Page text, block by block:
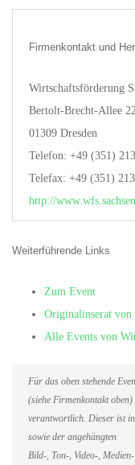
Firmenkontakt und
Wirtschaftsförderung
Bertolt-Brecht-Allee
01309 Dresden
Telefon: +49 (351)
Telefax: +49 (351)
http://
Weiterführende Links
Zum Event
Originalinserat von
Alle Events von
Für das oben stehende
(siehe Firmenkontakt oben)
verantwortlich. Dieser ist
sowie der angehängten
Bild-, Ton-, Video-,